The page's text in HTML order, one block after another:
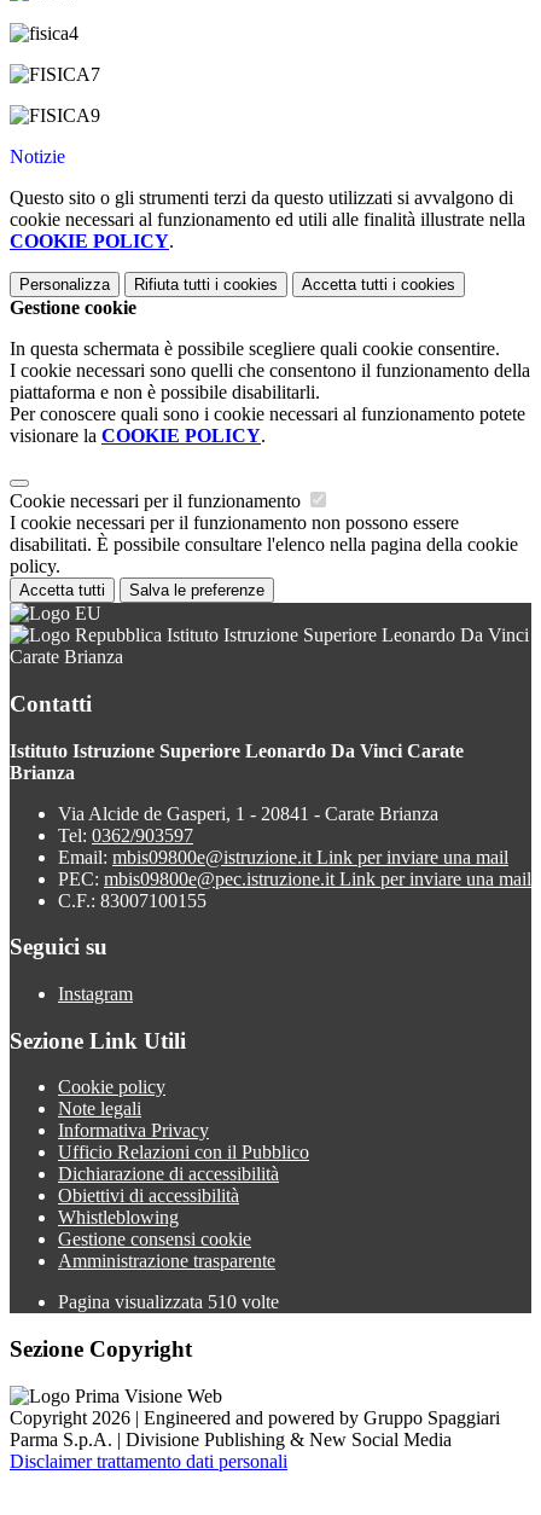
Notizie
Questo sito o gli strumenti terzi da questo utilizzati si avvalgono di
cookie necessari al funzionamento ed utili alle finalità illustrate nella
COOKIE POLICY.
Personalizza Rifiuta tutti i cookies Accetta tutti i cookies
Gestione cookie
In questa schermata è possibile scegliere quali cookie consentire.
I cookie necessari sono quelli che consentono il funzionamento della
piattaforma e non è possibile disabilitarli.
Per conoscere quali sono i cookie necessari al funzionamento potete
visionare la COOKIE POLICY.
Cookie necessari per il funzionamento
I cookie necessari per il funzionamento non possono essere
disabilitati. È possibile consultare l'elenco nella pagina della cookie
policy.
Accetta tutti Salva le preferenze
Istituto Istruzione Superiore Leonardo Da Vinci
Carate Brianza
Contatti
Istituto Istruzione Superiore Leonardo Da Vinci Carate
Brianza
Via Alcide de Gasperi, 1 - 20841 - Carate Brianza
Tel: 0362/903597
Email: mbis09800e@istruzione.it Link per inviare una mail
PEC: mbis09800e@pec.istruzione.it Link per inviare una mail
C.F.: 83007100155
Seguici su
Instagram
Sezione Link Utili
Cookie policy
Note legali
Informativa Privacy
Ufficio Relazioni con il Pubblico
Dichiarazione di accessibilità
Obiettivi di accessibilità
Whistleblowing
Gestione consensi cookie
Amministrazione trasparente
Pagina visualizzata 510 volte
Sezione Copyright
Copyright 2026 | Engineered and powered by Gruppo Spaggiari
Parma S.p.A. | Divisione Publishing & New Social Media
Disclaimer trattamento dati personali